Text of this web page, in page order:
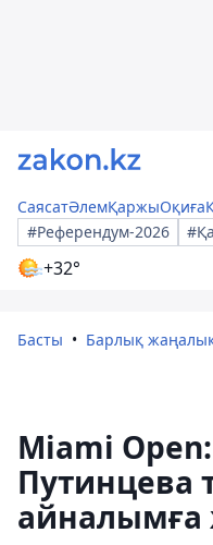
СаясатӘлемҚаржыОқиға
#Референдум-2026
+32°
Басты Барлық
Miami
Путинцева